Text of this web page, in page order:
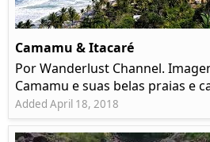
Camamu & Itacaré
Por Wanderlust Channel.
Camamu e suas belas praias e
Added April 18, 2018